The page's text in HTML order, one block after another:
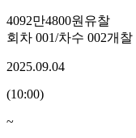
4092만4800원 유찰
회차 001/차수 002개찰
2025.09.04
(10:00)
~